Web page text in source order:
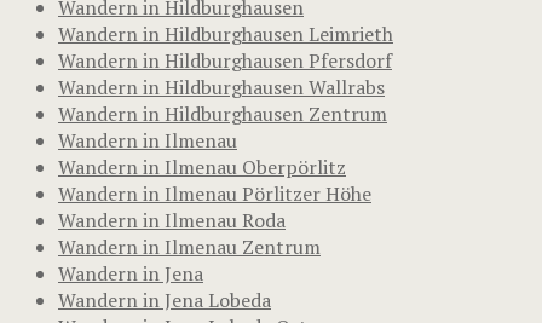
Wandern in Hildburghausen
Wandern in Hildburghausen Leimrieth
Wandern in Hildburghausen Pfersdorf
Wandern in Hildburghausen Wallrabs
Wandern in Hildburghausen Zentrum
Wandern in Ilmenau
Wandern in Ilmenau Oberpörlitz
Wandern in Ilmenau Pörlitzer Höhe
Wandern in Ilmenau Roda
Wandern in Ilmenau Zentrum
Wandern in Jena
Wandern in Jena Lobeda